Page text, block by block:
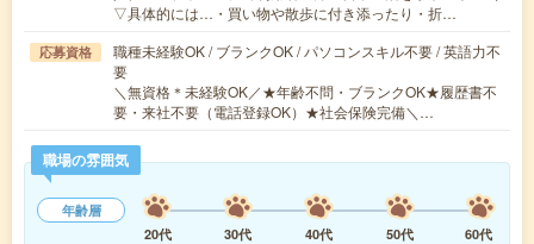
▽具体的には…・買い物や散歩に付き添ったり・折…
応募資格
職種未経験OK / ブランクOK / パソコンスキル不要 / 英語力不
要
＼無資格＊未経験OK／★年齢不問・ブランクOK★履歴書不
要・来社不要（電話登録OK）★社会保険完備＼…
職場の雰囲気
年齢層
20代
30代 40代 50代
60代